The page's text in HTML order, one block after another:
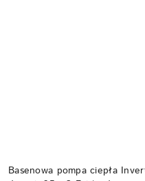
Basenowa pompa ciepła